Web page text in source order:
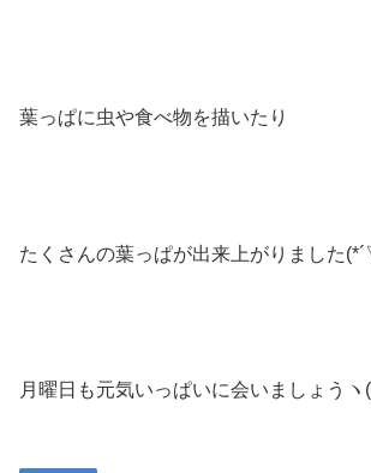
葉っぱに虫や食べ物を描いたり
たくさんの葉っぱが出来上がりました
月曜日も元気いっぱいに会いましょうヽ